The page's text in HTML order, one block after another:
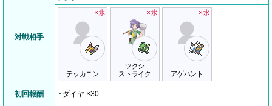
対戦相手
テッカニン
×氷
ツクシ
ストライク
×氷
アゲハント
×氷
初回報酬 ダイヤ ×30